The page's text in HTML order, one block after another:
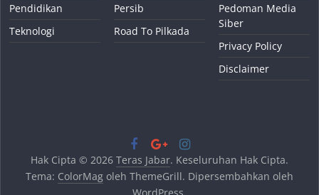
Pendidikan
Teknologi
Persib
Road To Pilkada
Pedoman Media
Siber
Privacy Policy
Disclaimer
Hak Cipta © 2026 Teras Jabar. Keseluruhan Hak Cipta.
Tema: ColorMagoleh ThemeGrill. Dipersembahkan oleh